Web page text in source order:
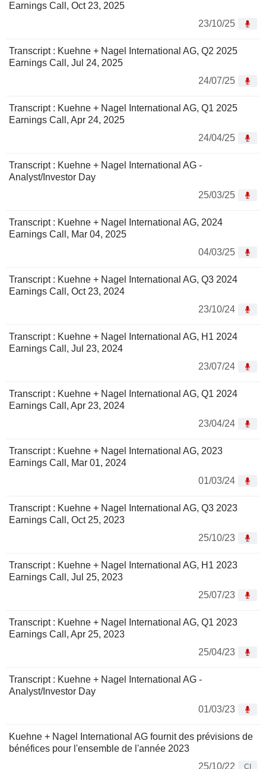
Earnings Call, Oct 23, 2025
23/10/25
Transcript : Kuehne + Nagel International AG, Q2 2025
Earnings Call, Jul 24, 2025
24/07/25
Transcript : Kuehne + Nagel International AG, Q1 2025
Earnings Call, Apr 24, 2025
24/04/25
Transcript : Kuehne + Nagel International AG -
Analyst/Investor Day
25/03/25
Transcript : Kuehne + Nagel International AG, 2024
Earnings Call, Mar 04, 2025
04/03/25
Transcript : Kuehne + Nagel International AG, Q3 2024
Earnings Call, Oct 23, 2024
23/10/24
Transcript : Kuehne + Nagel International AG, H1 2024
Earnings Call, Jul 23, 2024
23/07/24
Transcript : Kuehne + Nagel International AG, Q1 2024
Earnings Call, Apr 23, 2024
23/04/24
Transcript : Kuehne + Nagel International AG, 2023
Earnings Call, Mar 01, 2024
01/03/24
Transcript : Kuehne + Nagel International AG, Q3 2023
Earnings Call, Oct 25, 2023
25/10/23
Transcript : Kuehne + Nagel International AG, H1 2023
Earnings Call, Jul 25, 2023
25/07/23
Transcript : Kuehne + Nagel International AG, Q1 2023
Earnings Call, Apr 25, 2023
25/04/23
Transcript : Kuehne + Nagel International AG -
Analyst/Investor Day
01/03/23
Kuehne + Nagel International AG fournit des prévisions de
bénéfices pour l'ensemble de l'année 2023
25/10/22
CI